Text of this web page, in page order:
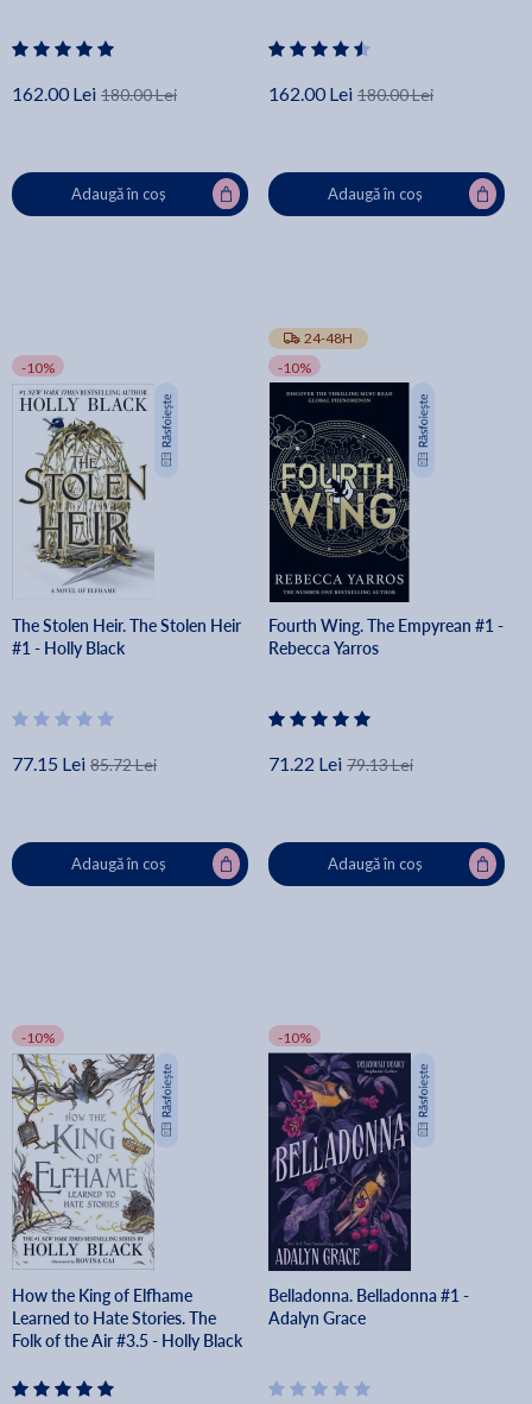
162.00 Lei 180.00 Lei
Adaugă în coș
162.00 Lei 180.00 Lei
Adaugă în coș
-10%
The Stolen Heir. The Stolen Heir
#1 - Holly Black
77.15 Lei 85.72 Lei
Adaugă în coș
24-48H
-10%
Fourth Wing. The Empyrean #1 -
Rebecca Yarros
71.22 Lei 79.13 Lei
Adaugă în coș
-10%
How the King of Elfhame
Learned to Hate Stories. The
Folk of the Air #3.5 - Holly Black
-10%
Belladonna. Belladonna #1 -
Adalyn Grace